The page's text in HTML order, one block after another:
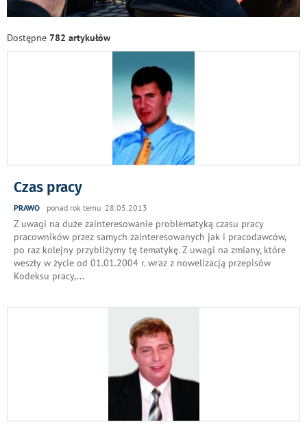
Dostępne 782 artykułów
Czas pracy
PRAWO ponad rok temu 28.05.2013
Z uwagi na duże zainteresowanie problematyką czasu pracy
pracowników przez samych zainteresowanych jak i pracodawców,
po raz kolejny przybliżymy tę tematykę. Z uwagi na zmiany, które
weszły w życie od 01.01.2004 r. wraz z nowelizacją przepisów
Kodeksu pracy,...